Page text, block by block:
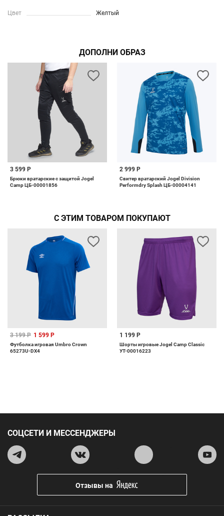
Цвет Желтый
ДОПОЛНИ ОБРАЗ
3 599 Р
Брюки вратарские с защитой Jogel
Camp ЦБ-00001856
2 999 Р
Свитер вратарский Jogel Division
Performdry Splash ЦБ-00004141
С ЭТИМ ТОВАРОМ ПОКУПАЮТ
3 199 Р 1 599 Р
Футболка игровая Umbro Crown
65273U-DX4
1 199 Р
Шорты игровые Jogel Camp Classic
УТ-00016223
СОЦСЕТИ И МЕССЕНДЖЕРЫ
Отзывы на